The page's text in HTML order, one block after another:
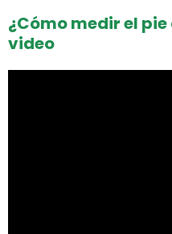
¿Cómo medir el
video